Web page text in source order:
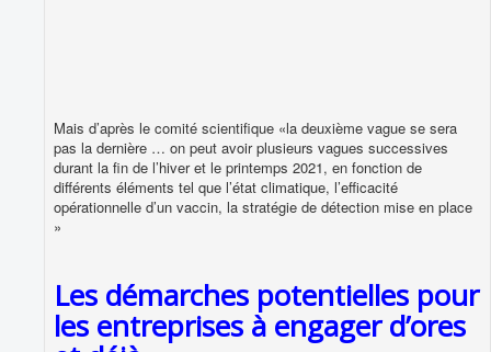
Mais d’après le comité scientifique «la deuxième vague se sera
pas la dernière … on peut avoir plusieurs vagues successives
durant la fin de l’hiver et le printemps 2021, en fonction de
différents éléments tel que l’état climatique, l’efficacité
opérationnelle d’un vaccin, la stratégie de détection mise en place
»
Les démarches potentielles pour
les entreprises à engager d’ores